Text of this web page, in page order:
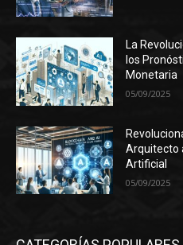
La
los
Monetaria
05/09/2025
Arquitecto
Artificial
05/09/2025